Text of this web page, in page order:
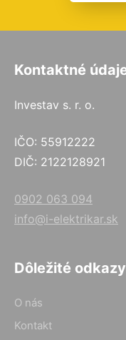
Kontaktné
Investav s. r. o.
IČO: 55912222
DIČ: 2122128921
0902 063 094
info@i-elektrikar.sk
Dôležité odkazy
O nás
Kontakt